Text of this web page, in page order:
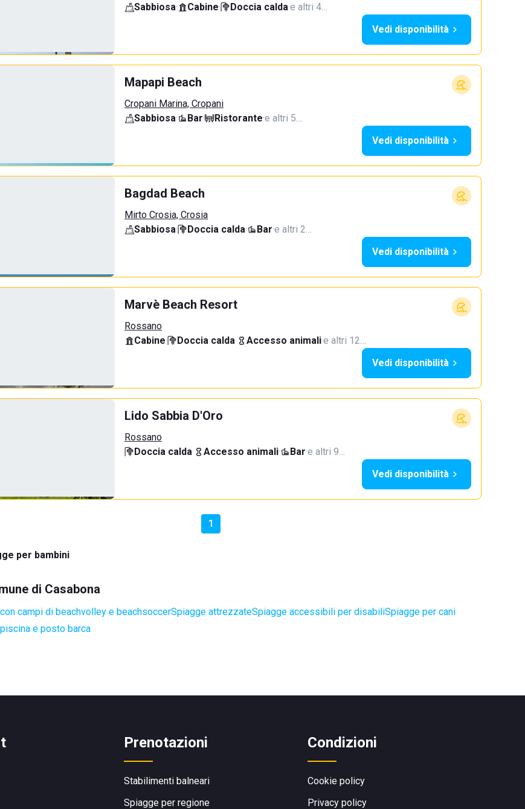
Sabbiosa· Cabine· Doccia calda·e altri 4…
Vedi disponibilità
Mapapi Beach
Cropani Marina, Cropani
Sabbiosa· Bar· Ristorante·e altri 5…
Vedi disponibilità
Bagdad Beach
Mirto Crosia, Crosia
Sabbiosa· Doccia calda· Bar·e altri 2…
Vedi disponibilità
Marvè Beach Resort
Rossano
Cabine· Doccia calda· Accesso animali·e altri 12…
Vedi disponibilità
Lido Sabbia D'Oro
Rossano
Doccia calda· Accesso animali· Bar·e altri 9…
Vedi disponibilità
1
per bambini
di Casabona
campi di beachvolley e beachsoccerSpiagge attrezzateSpiagge accessibili per disabiliSpiagge per cani
e posto barca
Prenotazioni
Stabilimenti balneari
Spiagge per regione
Condizioni
Cookie policy
Privacy policy